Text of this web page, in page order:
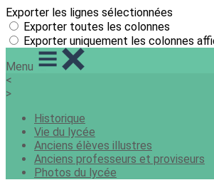
Exporter les lignes sélectionnées
Exporter toutes les colonnes
Exporter uniquement les colonnes
Menu
<
>
Historique
Vie du lycée
Anciens élèves illustres
Anciens professeurs et proviseurs
Photos du lycée